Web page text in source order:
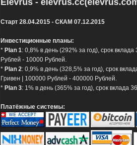
Elevrus -
Старт 28.04.2015 - СКАМ 07.12.2015
Инвестиционные планы:
* Plan 1: 0,8% в день (292% за год), срок
Рублей - 10000 Рублей.
* Plan 2: 0,9% в день (328,5% за год), срок
Гривен | 100000 Рублей - 400000 Рублей.
* Plan 3: 1% в день (365% за год), срок вклада
Платёжные системы: